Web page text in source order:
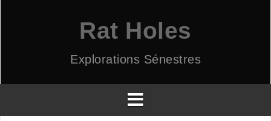
Rat Holes
Explorations Sénestres